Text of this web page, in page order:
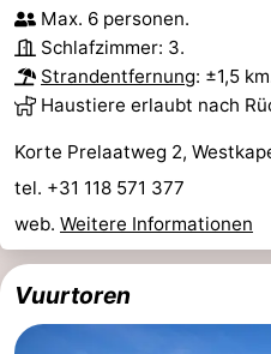
Max. 6 personen.
Schlafzimmer: 3.
Strandentfernung: ±1,5
Haustiere erlaubt nach
Korte Prelaatweg 2,
tel. +31 118 571 377
web. Weitere Informationen
Vuurtoren